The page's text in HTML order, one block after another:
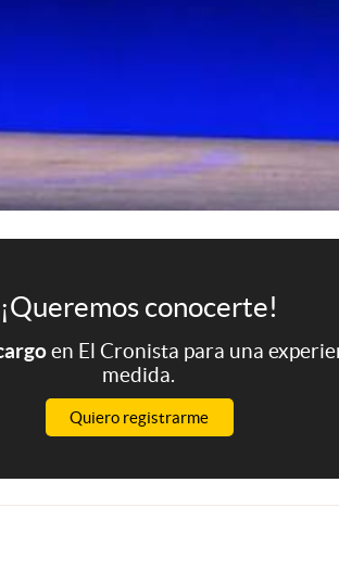
¡Queremos conocerte!
en El Cronista para una
medida.
Quiero registrarme